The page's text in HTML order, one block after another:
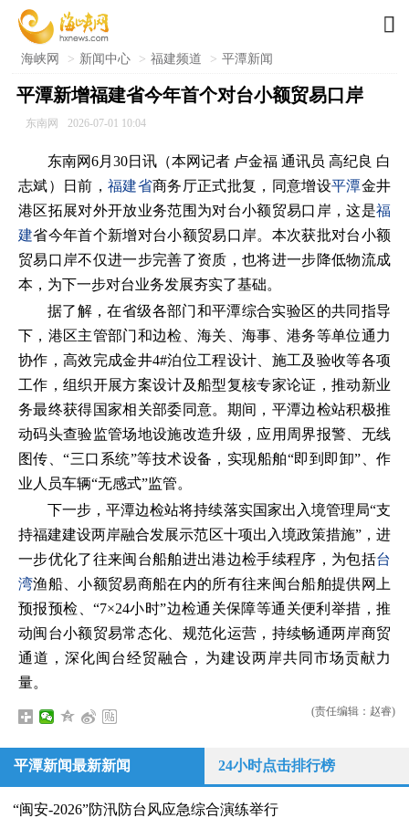

海峡网 > 新闻中心 > 福建频道 > 平潭新闻
平潭新增福建省今年首个对台小额贸易口岸
东南网 2026-07-01 10:04
东南网6月30日讯（本网记者 卢金福 通讯员 高纪良 白
志斌）日前， 福建省商务厅正式批复，同意增设平潭金井
港区拓展对外开放业务范围为对台小额贸易口岸，这是福
建省今年首个新增对台小额贸易口岸。本次获批对台小额
贸易口岸不仅进一步完善了资质，也将进一步降低物流成
本，为下一步对台业务发展夯实了基础。
据了解，在省级各部门和平潭综合实验区的共同指导
下，港区主管部门和边检、海关、海事、港务等单位通力
协作，高效完成金井4#泊位工程设计、施工及验收等各项
工作，组织开展方案设计及船型复核专家论证，推动新业
务最终获得国家相关部委同意。期间，平潭边检站积极推
动码头查验监管场地设施改造升级，应用周界报警、无线
图传、“三口系统”等技术设备，实现船舶“即到即卸”、作
业人员车辆“无感式”监管。
下一步，平潭边检站将持续落实国家出入境管理局“支
持福建建设两岸融合发展示范区十项出入境政策措施”，进
一步优化了往来闽台船舶进出港边检手续程序，为包括台
湾渔船、小额贸易商船在内的所有往来闽台船舶提供网上
预报预检、“7×24小时”边检通关保障等通关便利举措，推
动闽台小额贸易常态化、规范化运营，持续畅通两岸商贸
通道，深化闽台经贸融合，为建设两岸共同市场贡献力
量。
(责任编辑：赵睿)
平潭新闻最新新闻 24小时点击排行榜
“闽安-2026”防汛防台风应急综合演练举行